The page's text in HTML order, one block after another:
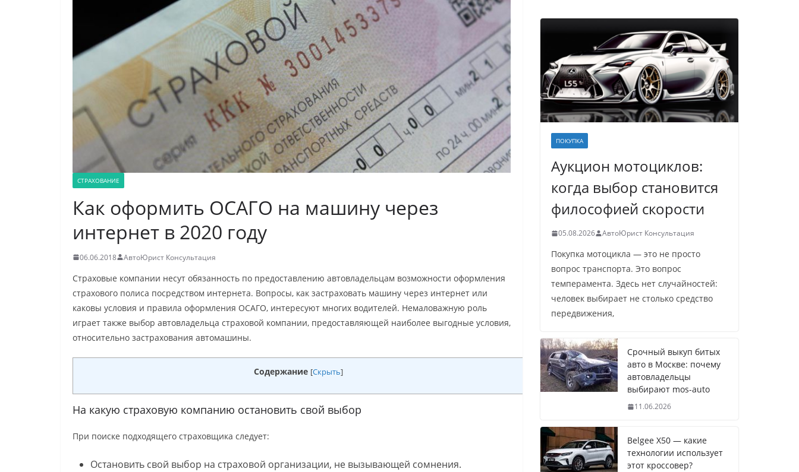
СТРАХОВАНИЕ
Как оформить ОСАГО на машину через
интернет в 2020 году
06.06.2018 АвтоЮрист Консультация
Страховые компании несут обязанность по предоставлению автовладельцам возможности оформления
страхового полиса посредством интернета. Вопросы, как застраховать машину через интернет или
каковы условия и правила оформления ОСАГО, интересуют многих водителей. Немаловажную роль
играет также выбор автовладельца страховой компании, предоставляющей наиболее выгодные условия,
относительно застрахования автомашины.
Содержание [Скрыть]
На какую страховую компанию остановить свой выбор
При поиске подходящего страховщика следует:
Остановить свой выбор на страховой организации, не вызывающей сомнения.
ПОКУПКА
Аукцион мотоциклов:
когда выбор становится
философией скорости
05.08.2026 АвтоЮрист Консультация
Покупка мотоцикла — это не просто
вопрос транспорта. Это вопрос
темперамента. Здесь нет случайностей:
человек выбирает не столько средство
передвижения,
Срочный выкуп битых
авто в Москве: почему
автовладельцы
выбирают mos-auto
11.06.2026
Belgee X50 — какие
технологии использует
этот кроссовер?